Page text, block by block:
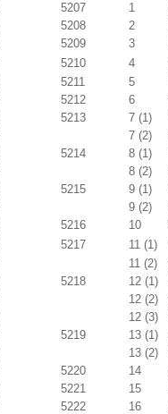
5207 1
5208 2
5209 3
5210 4
5211 5
5212 6
5213 7 (1)
7 (2)
5214 8 (1)
8 (2)
5215 9 (1)
9 (2)
5216 10
5217 11 (1)
11 (2)
5218 12 (1)
12 (2)
12 (3)
5219 13 (1)
13 (2)
5220 14
5221 15
5222 16